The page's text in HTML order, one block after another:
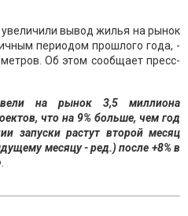
вывод жилья на рынок
периодом прошлого года, -
Об этом сообщает пресс-
на рынок 3,5 миллиона
что на 9% больше, чем год
запуски растут второй месяц
месяцу - ред.) после +8% в